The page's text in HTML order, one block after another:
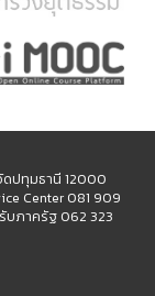
ดปทุมธานี 12000
Center 081 909
บภาครัฐ 062 323